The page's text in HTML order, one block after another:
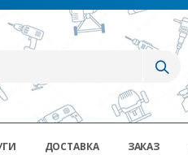
ДОСТАВКА ЗАКАЗ